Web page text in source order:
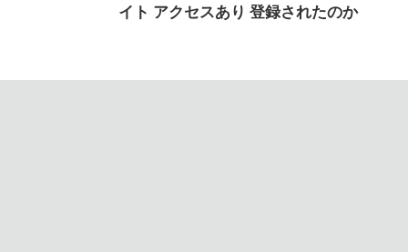
イト アクセスあり 登録されたのか